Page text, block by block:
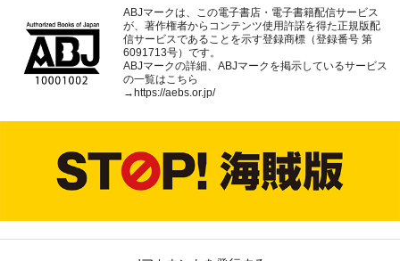
ABJマークは、この電子書店・電子書籍配信サービス
が、著作権者からコンテンツ使用許諾を得た正規版配
信サービスであることを示す登録商標（登録番号 第
6091713号）です。
ABJマークの詳細、ABJマークを掲示しているサービス
の一覧はこちら
→ https://aebs.or.jp/